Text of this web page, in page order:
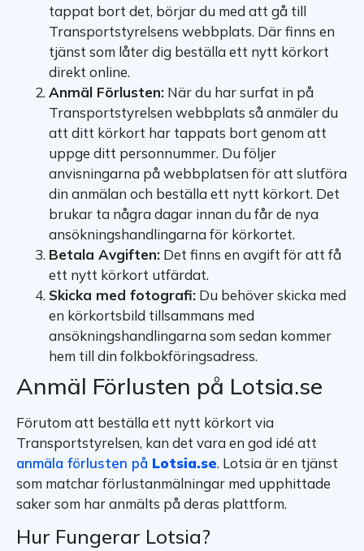
tappat bort det, börjar du med att gå till
Transportstyrelsens webbplats. Där finns en
tjänst som låter dig beställa ett nytt körkort
direkt online.
Anmäl Förlusten: När du har surfat in på
Transportstyrelsen webbplats så anmäler du
att ditt körkort har tappats bort genom att
uppge ditt personnummer. Du följer
anvisningarna på webbplatsen för att slutföra
din anmälan och beställa ett nytt körkort. Det
brukar ta några dagar innan du får de nya
ansökningshandlingarna för körkortet.
Betala Avgiften: Det finns en avgift för att få
ett nytt körkort utfärdat.
Skicka med fotografi: Du behöver skicka med
en körkortsbild tillsammans med
ansökningshandlingarna som sedan kommer
hem till din folkbokföringsadress.
Anmäl Förlusten på Lotsia.se
Förutom att beställa ett nytt körkort via
Transportstyrelsen, kan det vara en god idé att
anmäla förlusten på Lotsia.se. Lotsia är en tjänst
som matchar förlustanmälningar med upphittade
saker som har anmälts på deras plattform.
Hur Fungerar Lotsia?